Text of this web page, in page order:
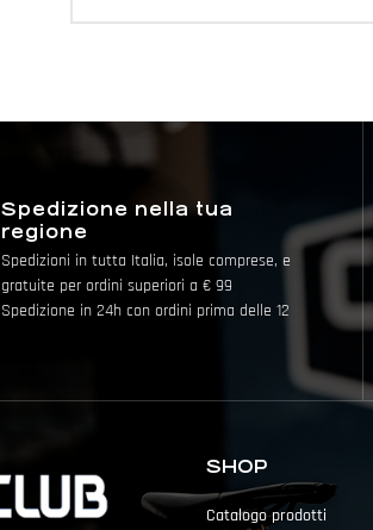
Spedizione nella tua
regione
Spedizioni in tutta Italia, isole comprese, e
gratuite per ordini superiori a € 99
Spedizione in 24h con ordini prima delle 12
SHOP
Catalogo prodotti